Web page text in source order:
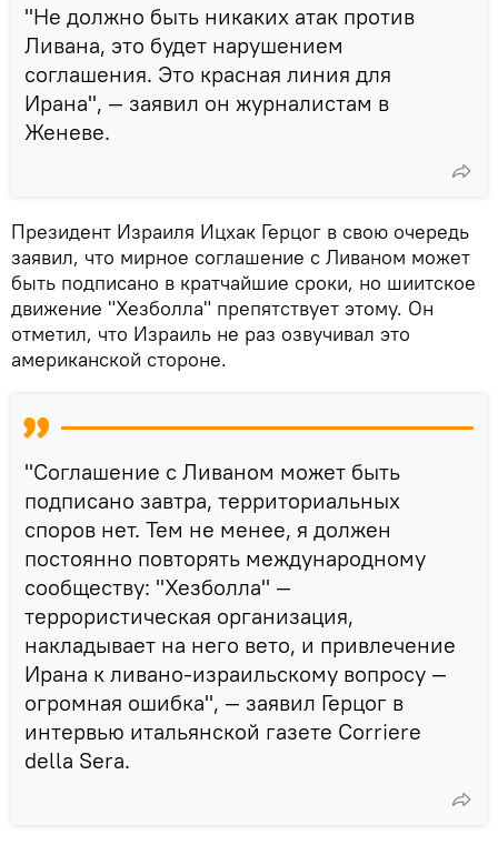
"Не должно быть никаких атак против
Ливана, это будет нарушением
соглашения. Это красная линия для
Ирана", — заявил он журналистам в
Женеве.
Президент Израиля Ицхак Герцог в свою очередь
заявил, что мирное соглашение с Ливаном может
быть подписано в кратчайшие сроки, но шиитское
движение "Хезболла" препятствует этому. Он
отметил, что Израиль не раз озвучивал это
американской стороне.
"Соглашение с Ливаном может быть
подписано завтра, территориальных
споров нет. Тем не менее, я должен
постоянно повторять международному
сообществу: "Хезболла" —
террористическая организация,
накладывает на него вето, и привлечение
Ирана к ливано-израильскому вопросу —
огромная ошибка", — заявил Герцог в
интервью итальянской газете Corriere
della Sera.